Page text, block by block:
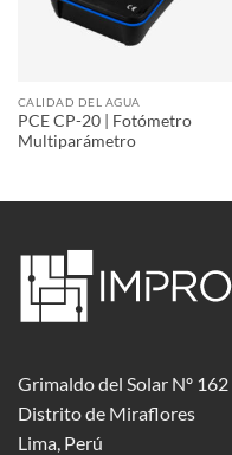
CALIDAD DEL AGUA
PCE CP-20 | Fotómetro
Multiparámetro
Grimaldo del Solar Nº
Distrito de Miraflores
Lima, Perú